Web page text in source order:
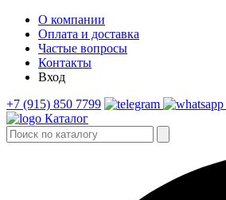
О компании
Оплата и доставка
Частые вопросы
Контакты
Вход
+7 (915) 850 7799
Каталог